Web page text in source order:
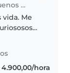
Niñera en Caseros (Buenos Aires)
vida. Me
es
y
4.900,00/hora